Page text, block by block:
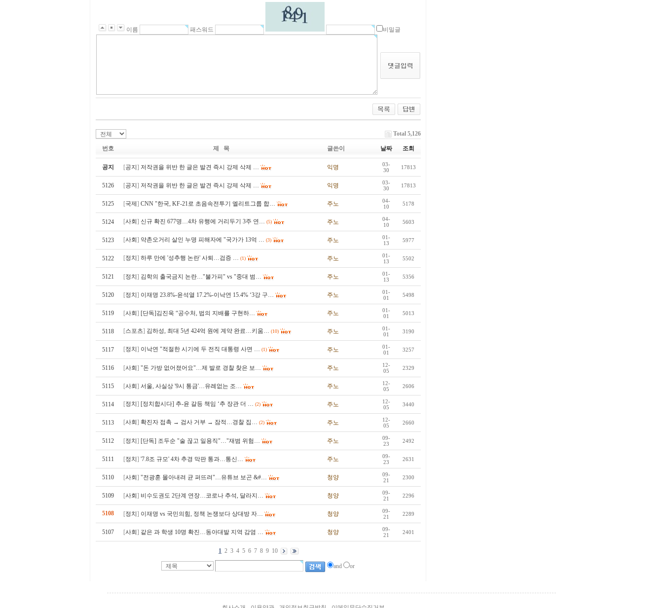
이름 패스워드 비밀글
Total 5,126
번호 제 목 글쓴이 날짜 조회
공지 [공지] 저작권을 위반 한 글은 발견 즉시 강제 삭제 … 익명
03-
30
17813
5126 [공지] 저작권을 위반 한 글은 발견 즉시 강제 삭제 … 익명
03-
30
17813
5125 [국제] CNN "한국, KF-21로 초음속전투기 엘리트그룹 합… 주노
04-
10
5178
5124 [사회] 신규 확진 677명…4차 유행에 거리두기 3주 연… (5) 주노
04-
10
5603
5123 [사회] 약촌오거리 살인 누명 피해자에 "국가가 13억 … (3) 주노
01-
13
5977
5122 [정치] 하루 만에 '성추행 논란' 사퇴…검증 … (1) 주노
01-
13
5502
5121 [정치] 김학의 출국금지 논란…"불가피" vs "중대 범… 주노
01-
13
5356
5120 [정치] 이재명 23.8%-윤석열 17.2%-이낙연 15.4% ‘3강 구… 주노
01-
01
5498
5119 [사회] [단독]김진욱 “공수처, 법의 지배를 구현하… 주노
01-
01
5013
5118 [스포츠] 김하성, 최대 5년 424억 원에 계약 완료…키움… (10) 주노
01-
01
3190
5117 [정치] 이낙연 "적절한 시기에 두 전직 대통령 사면 … (1) 주노
01-
01
3257
5116 [사회] "돈 가방 없어졌어요"…제 발로 경찰 찾은 보… 주노
12-
05
2329
5115 [사회] 서울, 사실상 '9시 통금'…유례없는 조… 주노
12-
05
2606
5114 [정치] [정치합시다] 추-윤 갈등 책임 ‘추 장관 더 … (2) 주노
12-
05
3440
5113 [사회] 확진자 접촉 → 검사 거부 → 잠적…경찰 집… (2) 주노
12-
05
2660
5112 [정치] [단독] 조두순 "술 끊고 일용직"…"재범 위험… 주노
09-
23
2492
5111 [정치] '7.8조 규모' 4차 추경 막판 통과…통신… 주노
09-
23
2631
5110 [사회] "전광훈 몰아내려 균 퍼뜨려"…유튜브 보곤 &#… 청양
09-
21
2300
5109 [사회] 비수도권도 2단계 연장…코로나 추석, 달라지… 청양
09-
21
2296
5108 [정치] 이재명 vs 국민의힘, 정책 논쟁보다 상대방 자… 청양
09-
21
2289
5107 [사회] 같은 과 학생 10명 확진…동아대발 지역 감염 … 청양
09-
21
2401
1 2 3 4 5 6 7 8 9 10
and or